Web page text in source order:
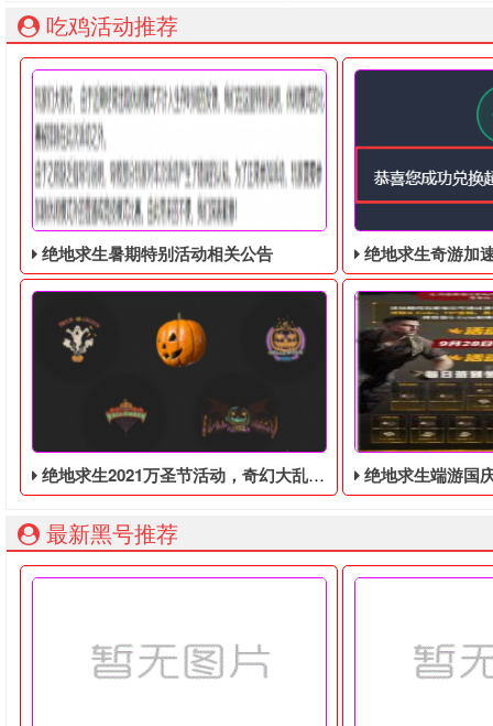
吃鸡活动推荐
绝地求生暑期特别活动相关公告 绝地求生奇游加速器免
绝地求生2021万圣节活动，奇幻大乱斗回归，还有新皮肤和新地图 绝地求生端游国庆节的终极白嫖活
最新黑号推荐